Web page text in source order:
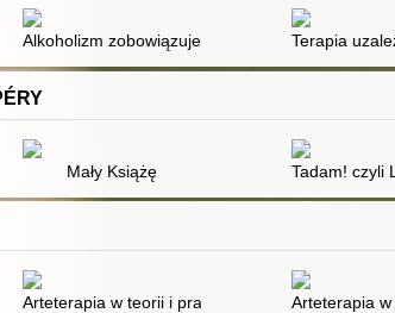
do użytku wewnętrznego
Alkoholizm zobowiązuje : nie tylko dlaTerapia
Mały Książę Tadam! czyli
arteterapii
rozproszone i niepublikowane
Arteterapia w teorii i praktyce Arteterapia w